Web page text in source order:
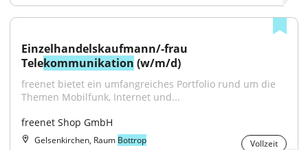
Einzelhandelskaufmann/-frau
Telekommunikation (w/m/d)
freenet bietet ein umfangreiches Portfolio rund um die
Themen Mobilfunk, Internet und...
freenet Shop GmbH
Gelsenkirchen, Raum Bottrop Vollzeit